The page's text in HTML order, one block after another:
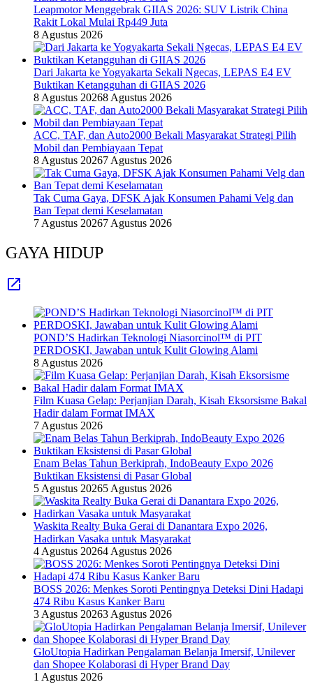
Leapmotor Menggebrak GIIAS 2026: SUV Listrik China
Rakit Lokal Mulai Rp449 Juta
8 Agustus 2026
Dari Jakarta ke Yogyakarta Sekali Ngecas, LEPAS E4 EV
Buktikan Ketangguhan di GIIAS 2026
8 Agustus 20268 Agustus 2026
ACC, TAF, dan Auto2000 Bekali Masyarakat Strategi Pilih
Mobil dan Pembiayaan Tepat
8 Agustus 20267 Agustus 2026
Tak Cuma Gaya, DFSK Ajak Konsumen Pahami Velg dan
Ban Tepat demi Keselamatan
7 Agustus 20267 Agustus 2026
GAYA HIDUP
POND’S Hadirkan Teknologi Niasorcinol™ di PIT
PERDOSKI, Jawaban untuk Kulit Glowing Alami
8 Agustus 2026
Film Kuasa Gelap: Perjanjian Darah, Kisah Eksorsisme Bakal
Hadir dalam Format IMAX
7 Agustus 2026
Enam Belas Tahun Berkiprah, IndoBeauty Expo 2026
Buktikan Eksistensi di Pasar Global
5 Agustus 20265 Agustus 2026
Waskita Realty Buka Gerai di Danantara Expo 2026,
Hadirkan Vasaka untuk Masyarakat
4 Agustus 20264 Agustus 2026
BOSS 2026: Menkes Soroti Pentingnya Deteksi Dini Hadapi
474 Ribu Kasus Kanker Baru
3 Agustus 20263 Agustus 2026
GloUtopia Hadirkan Pengalaman Belanja Imersif, Unilever
dan Shopee Kolaborasi di Hyper Brand Day
1 Agustus 2026